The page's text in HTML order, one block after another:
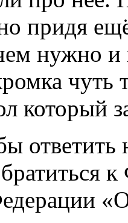
придя
нужно
чуть
который